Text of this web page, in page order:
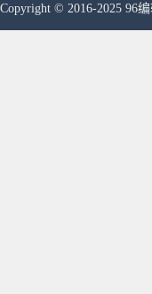
Copyright © 2016-2025 96